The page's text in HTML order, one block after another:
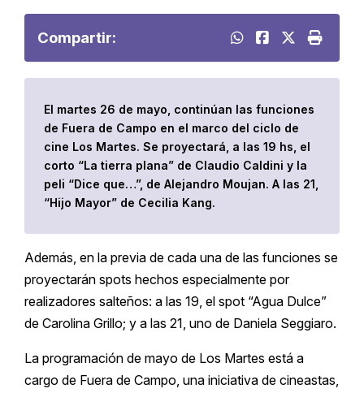
Compartir:
El martes 26 de mayo, continúan las funciones
de Fuera de Campo en el marco del ciclo de
cine Los Martes. Se proyectará, a las 19 hs, el
corto “La tierra plana” de Claudio Caldini y la
peli “Dice que…”, de Alejandro Moujan. A las 21,
“Hijo Mayor” de Cecilia Kang.
Además, en la previa de cada una de las funciones se
proyectarán spots hechos especialmente por
realizadores salteños: a las 19, el spot “Agua Dulce”
de Carolina Grillo; y a las 21, uno de Daniela Seggiaro.
La programación de mayo de Los Martes está a
cargo de Fuera de Campo, una iniciativa de cineastas,